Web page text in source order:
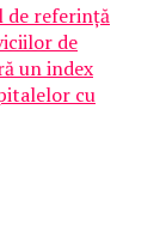
de referință
de
un index
cu